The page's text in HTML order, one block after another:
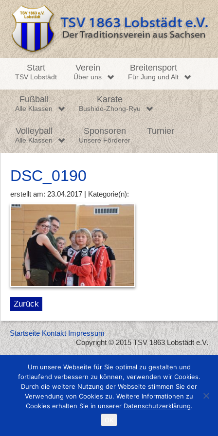
Start
TSV Lobstädt
Verein
Über uns
Breitensport
Für Jung und Alt
Fußball
Alle Klassen
Karate
Bushido-Zhong-Ryu
Volleyball
Alle Klassen
Sponsoren
Unsere Förderer
Turnier
DSC_0190
erstellt am: 23.04.2017 | Kategorie(n):
Zurück
Startseite Kontakt Impressum
Copyright © 2015 TSV 1863 Lobstädt e.V.
Um unsere Webseite für Sie optimal zu gestalten und
fortlaufend verbessern zu können, verwenden wir Cookies.
Durch die weitere Nutzung der Webseite stimmen Sie der
Verwendung von Cookies zu. Weitere Informationen zu
Cookies erhalten Sie in unserer Datenschutzerklärung.